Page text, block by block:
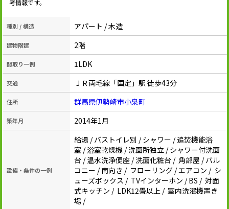
考情報です。
種別 / 構造 アパート / 木造
建物階建 2階
間取り一例 1LDK
交通 ＪＲ両毛線「国定」駅 徒歩43分
住所 群馬県伊勢崎市小泉町
築年月 2014年1月
設備・条件の一例
給湯 / バストイレ別 / シャワー / 追焚機能浴
室 / 浴室乾燥機 / 洗面所独立 / シャワー付洗面
台 / 温水洗浄便座 / 洗面化粧台 / 角部屋 / バル
コニー / 南向き / フローリング / エアコン / シ
ューズボックス / TVインターホン / BS / 対面
式キッチン / LDK12畳以上 / 室内洗濯機置き
場 /